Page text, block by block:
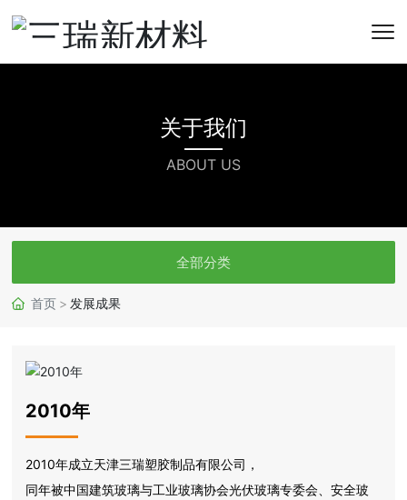
关于我们
ABOUT US
全部分类
首页 发展成果
2010年
2010年成立天津三瑞塑胶制品有限公司，
同年被中国建筑玻璃与工业玻璃协会光伏玻璃专委会、安全玻